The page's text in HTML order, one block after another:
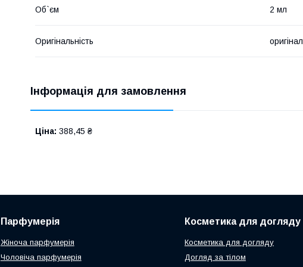
Об`єм 2 мл
Оригінальність оригінал
Інформація для замовлення
Ціна: 388,45 ₴
Парфумерія
Жіноча парфумерія
Чоловіча парфумерія
Косметика для догляду
Косметика для догляду
Догляд за тілом